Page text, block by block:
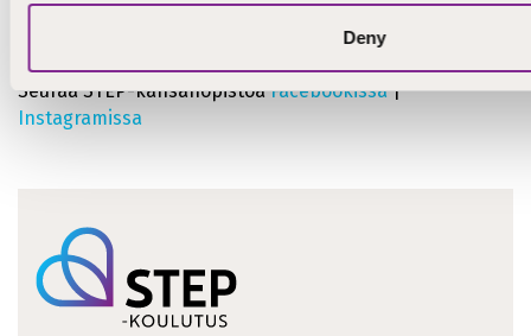
Deny
Seuraa STEP-kansanopistoaFacebookissa|
Instagramissa